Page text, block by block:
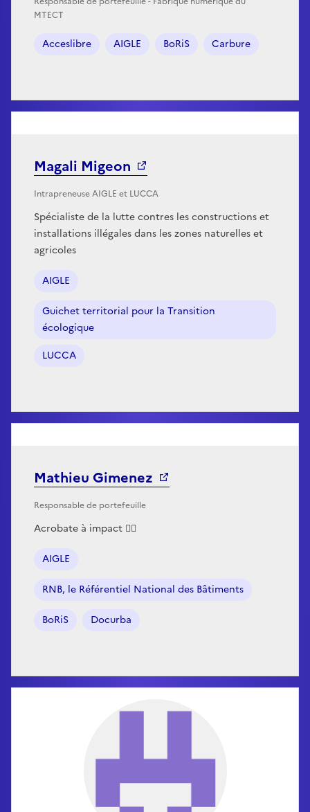
MTECT
Acceslibre AIGLE BoRiS Carbure
Magali Migeon
Intrapreneuse AIGLE et LUCCA
Spécialiste de la lutte contres les constructions et
installations illégales dans les zones naturelles et
agricoles
AIGLE
Guichet territorial pour la Transition
écologique
LUCCA
Mathieu Gimenez
Responsable de portefeuille
Acrobate à impact 🤸‍♂️
AIGLE
RNB, le Référentiel National des Bâtiments
BoRiS Docurba